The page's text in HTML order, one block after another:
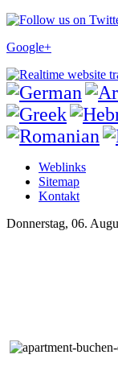
Google+
Weblinks
Sitemap
Kontakt
Donnerstag, 06.